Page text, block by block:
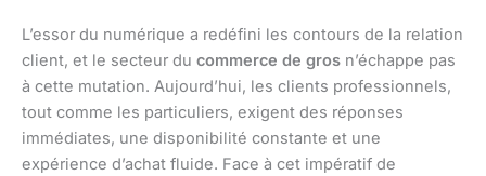
L’essor du numérique a redéfini les contours de la relation
client, et le secteur du commerce de gros n’échappe pas
à cette mutation. Aujourd’hui, les clients professionnels,
tout comme les particuliers, exigent des réponses
immédiates, une disponibilité constante et une
expérience d’achat fluide. Face à cet impératif de